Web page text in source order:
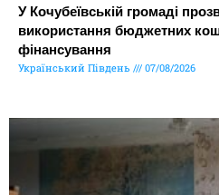
У Кочубеївській громаді
використання бюджетних
фінансування
Український Південь 07/08/2026